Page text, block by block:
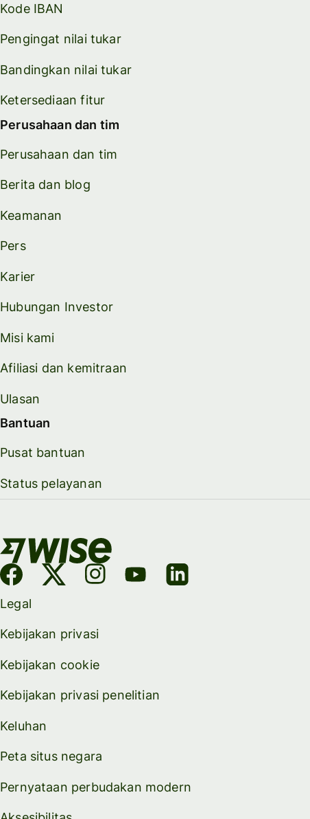
Kode IBAN
Pengingat nilai tukar
Bandingkan nilai tukar
Ketersediaan fitur
Perusahaan dan tim
Perusahaan dan tim
Berita dan blog
Keamanan
Pers
Karier
Hubungan Investor
Misi kami
Afiliasi dan kemitraan
Ulasan
Bantuan
Pusat bantuan
Status pelayanan
Legal
Kebijakan privasi
Kebijakan cookie
Kebijakan privasi penelitian
Keluhan
Peta situs negara
Pernyataan perbudakan modern